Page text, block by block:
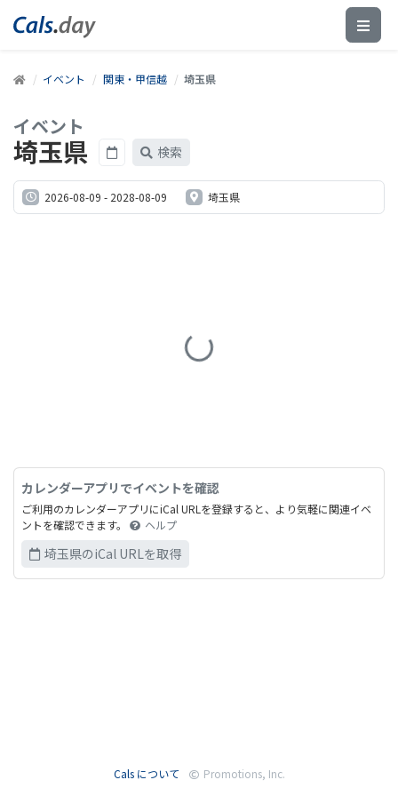
イベント 関東・甲信越 埼玉県
イベント
埼玉県 検索
2026-08-09 - 2028-08-09 埼玉県
Loading...
カレンダーアプリでイベントを確認
ご利用のカレンダーアプリにiCal URLを登録すると、より気軽に関連イベ
ントを確認できます。
ヘルプ
埼玉県のiCal URLを取得
Cals について Promotions, Inc.